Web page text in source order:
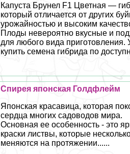
Капуста Брунел F1 Цветная —
который отличается от других
урожайностью и высоким
Плоды невероятно вкусные и
для любого вида приготовления.
купить семена гибрида по
Спирея японская Голдфлейм
Японская красавица, которая
сердца многих садоводов мира.
Основная ее особенность - это
краски листвы, которые
меняются на протяжении......